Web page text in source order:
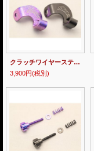
クラッチワイヤーステー 【 乾式 】
3,900円(税別)